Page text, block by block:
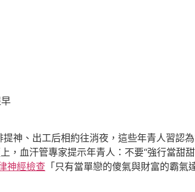
、出工后相約往消夜，這些年青人習認
，血汗管專家提示年青人：不要“強行當甜
神經檢查 「只有當單戀的傻氣與財富的霸